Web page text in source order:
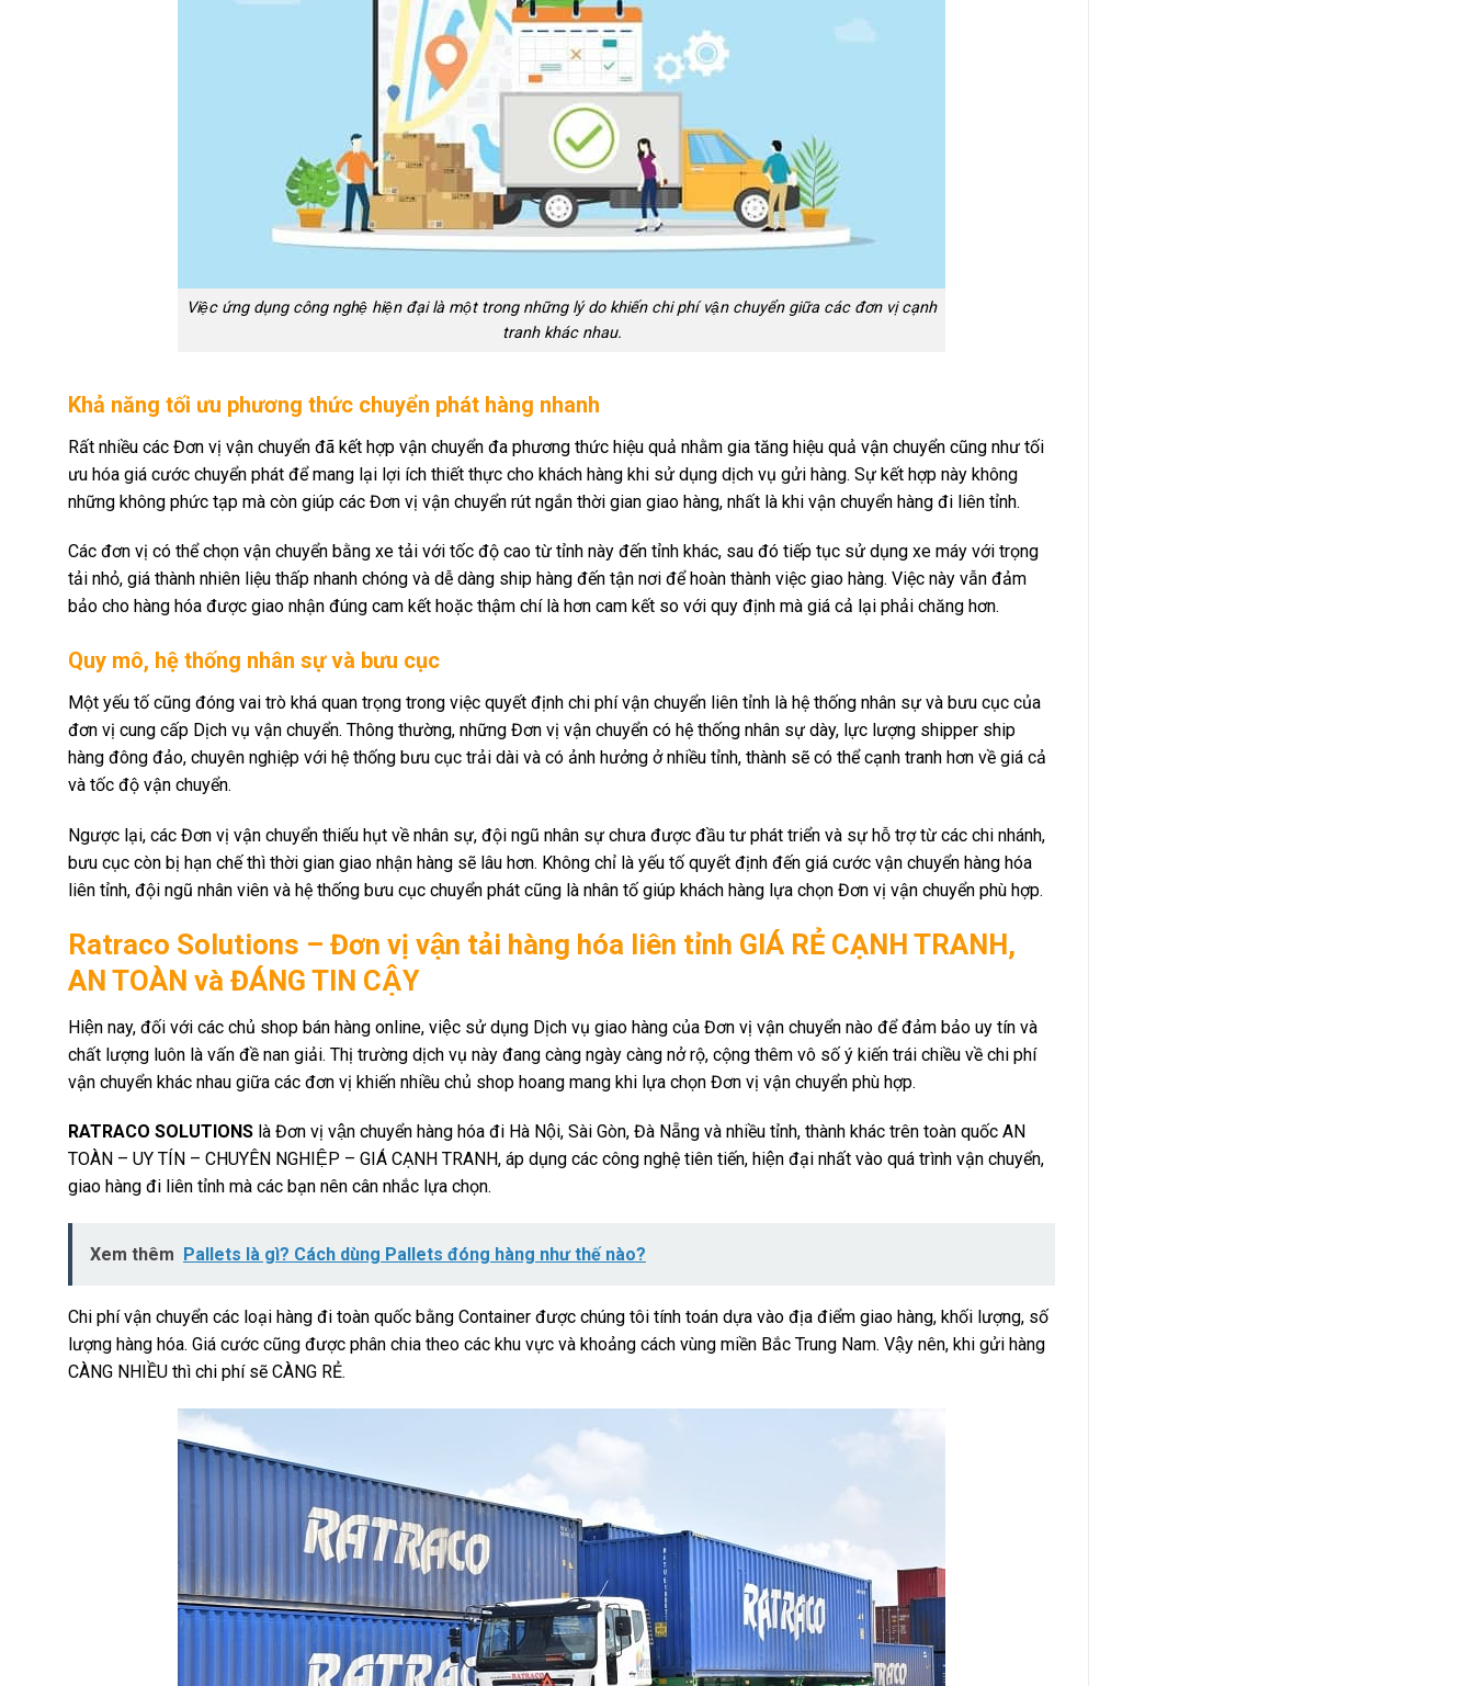
Việc ứng dụng công nghệ hiện đại là một trong những lý do khiến chi phí vận chuyển giữa các đơn vị cạnh
tranh khác nhau.
Khả năng tối ưu phương thức chuyển phát hàng nhanh
Rất nhiều các Đơn vị vận chuyển đã kết hợp vận chuyển đa phương thức hiệu quả nhằm gia tăng hiệu quả vận chuyển cũng như tối
ưu hóa giá cước chuyển phát để mang lại lợi ích thiết thực cho khách hàng khi sử dụng dịch vụ gửi hàng. Sự kết hợp này không
những không phức tạp mà còn giúp các Đơn vị vận chuyển rút ngắn thời gian giao hàng, nhất là khi vận chuyển hàng đi liên tỉnh.
Các đơn vị có thể chọn vận chuyển bằng xe tải với tốc độ cao từ tỉnh này đến tỉnh khác, sau đó tiếp tục sử dụng xe máy với trọng
tải nhỏ, giá thành nhiên liệu thấp nhanh chóng và dễ dàng ship hàng đến tận nơi để hoàn thành việc giao hàng. Việc này vẫn đảm
bảo cho hàng hóa được giao nhận đúng cam kết hoặc thậm chí là hơn cam kết so với quy định mà giá cả lại phải chăng hơn.
Quy mô, hệ thống nhân sự và bưu cục
Một yếu tố cũng đóng vai trò khá quan trọng trong việc quyết định chi phí vận chuyển liên tỉnh là hệ thống nhân sự và bưu cục của
đơn vị cung cấp Dịch vụ vận chuyển. Thông thường, những Đơn vị vận chuyển có hệ thống nhân sự dày, lực lượng shipper ship
hàng đông đảo, chuyên nghiệp với hệ thống bưu cục trải dài và có ảnh hưởng ở nhiều tỉnh, thành sẽ có thể cạnh tranh hơn về giá cả
và tốc độ vận chuyển.
Ngược lại, các Đơn vị vận chuyển thiếu hụt về nhân sự, đội ngũ nhân sự chưa được đầu tư phát triển và sự hỗ trợ từ các chi nhánh,
bưu cục còn bị hạn chế thì thời gian giao nhận hàng sẽ lâu hơn. Không chỉ là yếu tố quyết định đến giá cước vận chuyển hàng hóa
liên tỉnh, đội ngũ nhân viên và hệ thống bưu cục chuyển phát cũng là nhân tố giúp khách hàng lựa chọn Đơn vị vận chuyển phù hợp.
Ratraco Solutions – Đơn vị vận tải hàng hóa liên tỉnh GIÁ RẺ CẠNH TRANH,
AN TOÀN và ĐÁNG TIN CẬY
Hiện nay, đối với các chủ shop bán hàng online, việc sử dụng Dịch vụ giao hàng của Đơn vị vận chuyển nào để đảm bảo uy tín và
chất lượng luôn là vấn đề nan giải. Thị trường dịch vụ này đang càng ngày càng nở rộ, cộng thêm vô số ý kiến trái chiều về chi phí
vận chuyển khác nhau giữa các đơn vị khiến nhiều chủ shop hoang mang khi lựa chọn Đơn vị vận chuyển phù hợp.
RATRACO SOLUTIONS là Đơn vị vận chuyển hàng hóa đi Hà Nội, Sài Gòn, Đà Nẵng và nhiều tỉnh, thành khác trên toàn quốc AN
TOÀN – UY TÍN – CHUYÊN NGHIỆP – GIÁ CẠNH TRANH, áp dụng các công nghệ tiên tiến, hiện đại nhất vào quá trình vận chuyển,
giao hàng đi liên tỉnh mà các bạn nên cân nhắc lựa chọn.
Xem thêm Pallets là gì? Cách dùng Pallets đóng hàng như thế nào?
Chi phí vận chuyển các loại hàng đi toàn quốc bằng Container được chúng tôi tính toán dựa vào địa điểm giao hàng, khối lượng, số
lượng hàng hóa. Giá cước cũng được phân chia theo các khu vực và khoảng cách vùng miền Bắc Trung Nam. Vậy nên, khi gửi hàng
CÀNG NHIỀU thì chi phí sẽ CÀNG RẺ.